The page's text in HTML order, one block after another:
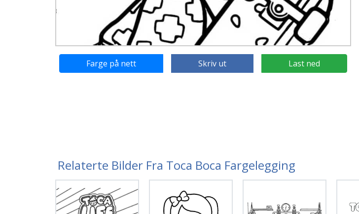
Farge på nett Skriv ut Last ned
Relaterte Bilder Fra Toca Boca Fargelegging